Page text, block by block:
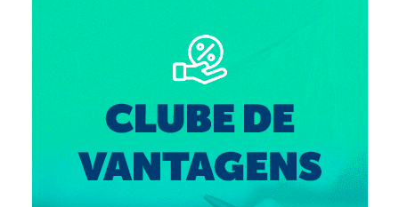
Procedimento para registro
Clube de Vantagens
Valores dos serviços
Notícias